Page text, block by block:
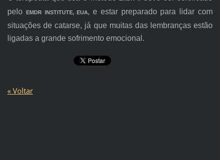
pelo EMDR INSTITUTE, EUA, e estar preparado para lidar com
situações de catarse, já que muitas das lembranças estão
ligadas a grande sofrimento emocional.
« Voltar